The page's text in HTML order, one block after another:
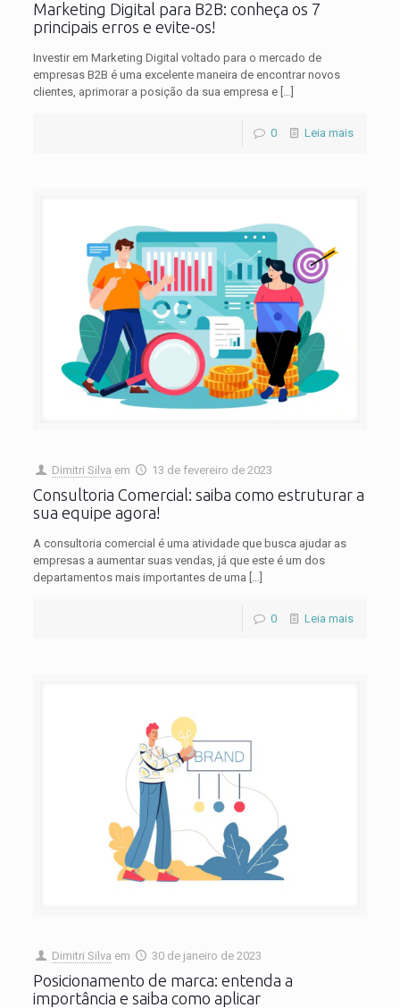
Marketing Digital para B2B: conheça os 7
principais erros e evite-os!
Investir em Marketing Digital voltado para o mercado de
empresas B2B é uma excelente maneira de encontrar novos
clientes, aprimorar a posição da sua empresa e[…]
0 Leia mais
Dimitri Silva em 13 de fevereiro de 2023
Consultoria Comercial: saiba como estruturar a
sua equipe agora!
A consultoria comercial é uma atividade que busca ajudar as
empresas a aumentar suas vendas, já que este é um dos
departamentos mais importantes de uma
0 Leia mais
Dimitri Silva em 30 de janeiro de 2023
Posicionamento de marca: entenda a
importância e saiba como aplicar